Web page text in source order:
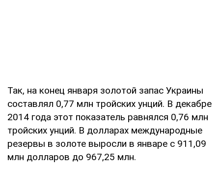
Так, на конец января золотой запас Украины
составлял 0,77 млн тройских унций. В декабре
2014 года этот показатель равнялся 0,76 млн
тройских унций. В долларах международные
резервы в золоте выросли в январе с 911,09
млн долларов до 967,25 млн.